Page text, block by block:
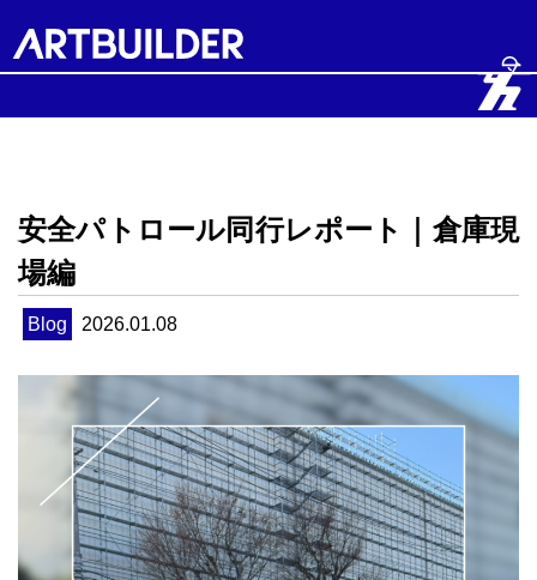
安全パトロール同行レポート｜倉庫現
場編
Blog 2026.01.08